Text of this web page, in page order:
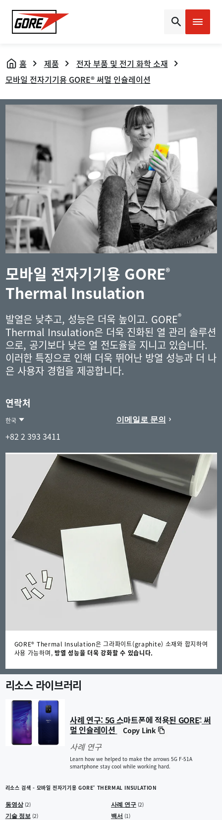
Gore
홈 제품
전자 부품 및 전기 화학 소재
모바일 전자기기용 GORE® 써멀 인슐레이션
모바일 전자기기용 GORE®
Thermal Insulation
발열은 낮추고, 성능은 더욱 높이고. GORE®
Thermal Insulation은 더욱 진화된 열 관리 솔루션
으로, 공기보다 낮은 열 전도율을 지니고 있습니다.
이러한 특징으로 인해 더욱 뛰어난 방열 성능과 더 나
은 사용자 경험을 제공합니다.
연락처
한국
Region
한
국
+82 2 393 3411
이메일로 문의
GORE® Thermal Insulation은 그라파이트(graphite) 소재와 합지하여
사용 가능하며, 방열 성능을 더욱 강화할 수 있습니다.
리소스 라이브러리
사례 연구: 5G 스마트폰에 적용된 GORE® 써
멀 인슐레이션
Copy Link
사례 연구
Learn how we helped to make the arrows 5G F-51A
smartphone stay cool while working hard.
리소스 검색 - 모바일 전자기기용 GORE® THERMAL INSULATION
동영상(2) 사례 연구 (2)
기술 정보 (2) 백서 (1)